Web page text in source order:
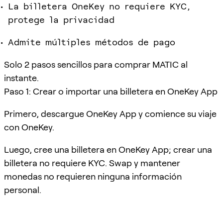
La billetera OneKey no requiere KYC,
protege la privacidad
Admite múltiples métodos de pago
Solo 2 pasos sencillos para comprar MATIC al
instante.
Paso 1: Crear o importar una billetera en OneKey App
Primero, descargue OneKey App y comience su viaje
con OneKey.
Luego, cree una billetera en OneKey App; crear una
billetera no requiere KYC. Swap y mantener
monedas no requieren ninguna información
personal.